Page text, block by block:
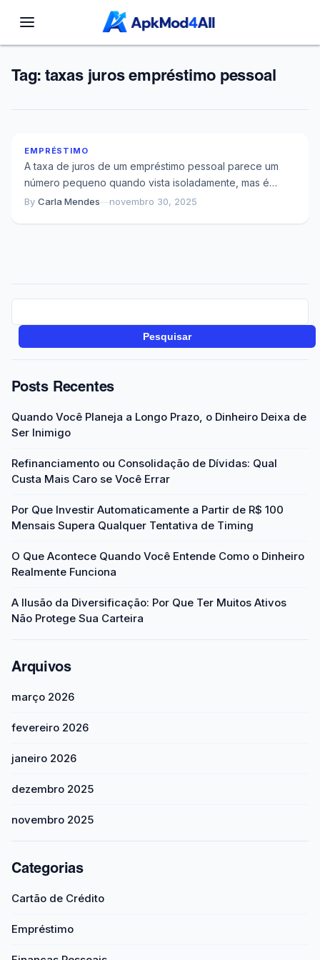
Tag: taxas juros empréstimo pessoal
EMPRÉSTIMO
A taxa de juros de um empréstimo pessoal parece um
número pequeno quando vista isoladamente, mas é
exatamente esse percentual que determina...
By Carla Mendes—novembro 30, 2025
Pesquisar
Posts Recentes
Quando Você Planeja a Longo Prazo, o Dinheiro Deixa de
Ser Inimigo
Refinanciamento ou Consolidação de Dívidas: Qual
Custa Mais Caro se Você Errar
Por Que Investir Automaticamente a Partir de R$ 100
Mensais Supera Qualquer Tentativa de Timing
O Que Acontece Quando Você Entende Como o Dinheiro
Realmente Funciona
A Ilusão da Diversificação: Por Que Ter Muitos Ativos
Não Protege Sua Carteira
Arquivos
março 2026
fevereiro 2026
janeiro 2026
dezembro 2025
novembro 2025
Categorias
Cartão de Crédito
Empréstimo